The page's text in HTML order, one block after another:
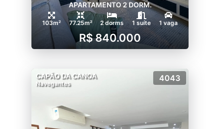
APARTAMENTO 2 DORM.
103m² 77.25m² 2 dorms 1 suíte 1 vaga
R$ 840.000
CAPÃO DA CANOA
Navegantes
4043